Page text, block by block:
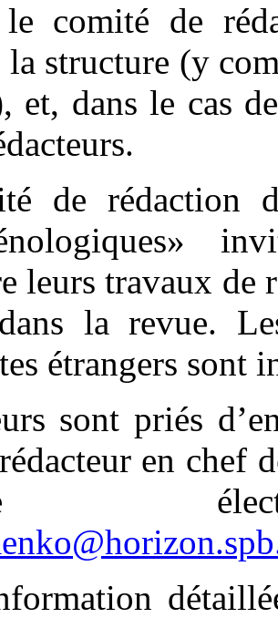
comité de
structure (y
et, dans le cas
de rédaction
leurs travaux de
la revue.
étrangers sont
sont priés
en chef